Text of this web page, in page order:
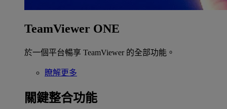
TeamViewer ONE
於一個平台暢享 TeamViewer 的全部功能。
瞭解更多
關鍵整合功能